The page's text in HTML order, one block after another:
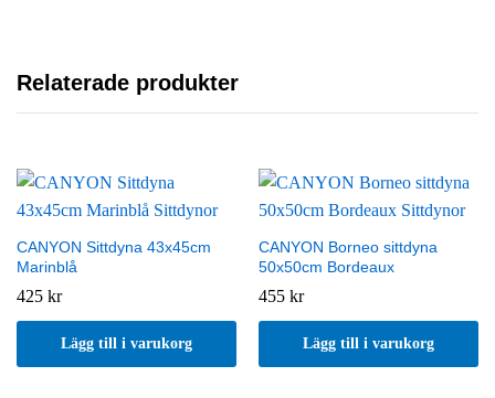
Relaterade produkter
CANYON Sittdyna 43x45cm
Marinblå
425 kr
Lägg till i varukorg
CANYON Borneo sittdyna
50x50cm Bordeaux
455 kr
Lägg till i varukorg